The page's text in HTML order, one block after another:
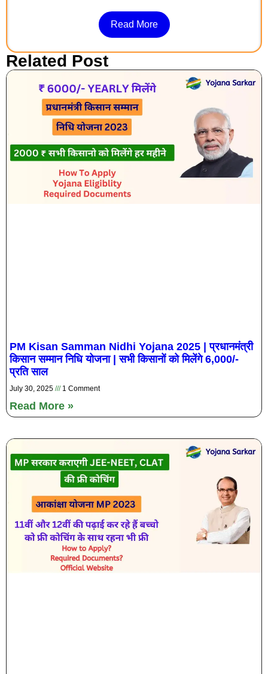
Read More
Related Post
PM Kisan Samman Nidhi Yojana 2025 | प्रधानमंत्री
किसान सम्मान निधि योजना | सभी किसानों को मिलेंगे 6,000/-
प्रति साल
July 30, 2025 1 Comment
Read More »